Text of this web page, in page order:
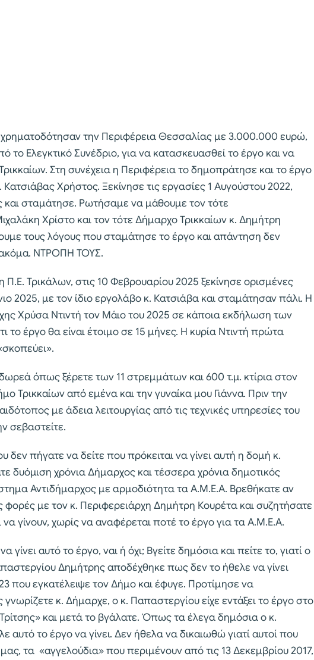
την Περιφέρεια Θεσσαλίας με 3.000.000 ευρώ,
το Ελεγκτικό Συνέδριο, για να κατασκευασθεί το έργο και να
Στη συνέχεια η Περιφέρεια το δημοπράτησε και το έργο
Χρήστος. Ξεκίνησε τις εργασίες 1 Αυγούστου 2022,
και σταμάτησε. Ρωτήσαμε να μάθουμε τον τότε
Χρίστο και τον τότε Δήμαρχο Τρικκαίων κ. Δημήτρη
τους λόγους που σταμάτησε το έργο και απάντηση δεν
ΝΤΡΟΠΗ ΤΟΥΣ.
Π.Ε. Τρικάλων, στις 10 Φεβρουαρίου 2025 ξεκίνησε ορισμένες
2025, με τον ίδιο εργολάβο κ. Κατσιάβα και σταμάτησαν πάλι. Η
Χρύσα Ντιντή τον Μάιο του 2025 σε κάποια εκδήλωση των
το έργο θα είναι έτοιμο σε 15 μήνες. Η κυρία Ντιντή πρώτα
όπως ξέρετε των 11 στρεμμάτων και 600 τ.μ. κτίρια στον
Τρικκαίων από εμένα και την γυναίκα μου Γιάννα. Πριν την
με άδεια λειτουργίας από τις τεχνικές υπηρεσίες του
σεβαστείτε.
πήγατε να δείτε που πρόκειται να γίνει αυτή η δομή κ.
δυόμιση χρόνια Δήμαρχος και τέσσερα χρόνια δημοτικός
Αντιδήμαρχος με αρμοδιότητα τα Α.Μ.Ε.Α. Βρεθήκατε αν
φορές με τον κ. Περιφερειάρχη Δημήτρη Κουρέτα και συζητήσατε
να γίνουν, χωρίς να αναφέρεται ποτέ το έργο για τα Α.Μ.Ε.Α.
γίνει αυτό το έργο, ναι ή όχι; Βγείτε δημόσια και πείτε το, γιατί ο
Δημήτρης αποδέχθηκε πως δεν το ήθελε να γίνει
που εγκατέλειψε τον Δήμο και έφυγε. Προτίμησε να
κ. Δήμαρχε, ο κ. Παπαστεργίου είχε εντάξει το έργο στο
και μετά το βγάλατε. Όπως τα έλεγα δημόσια ο κ.
αυτό το έργο να γίνει. Δεν ήθελα να δικαιωθώ γιατί αυτοί που
τα «αγγελούδια» που περιμένουν από τις 13 Δεκεμβρίου 2017,